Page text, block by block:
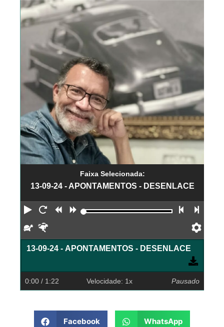
Faixa Selecionada:
13-09-24 - APONTAMENTOS - DESENLACE
Reproduzir
Reiniciar
Retroceder
Avançar Faixa
Devagar
13-09-24 - APONTAMENTOS - DESENLACE
0:00 / 1:22 Velocidade: 1x Pausado
Facebook WhatsApp